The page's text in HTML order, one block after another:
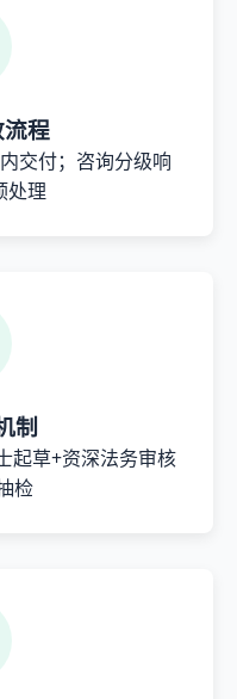
程
交付；咨询分级响
处理
制
起草+资深法务审核
检